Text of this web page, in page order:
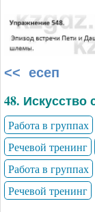
<< есеп
48. Искусство
Работа в группах
Речевой тренинг
Работа в группах
Речевой тренинг